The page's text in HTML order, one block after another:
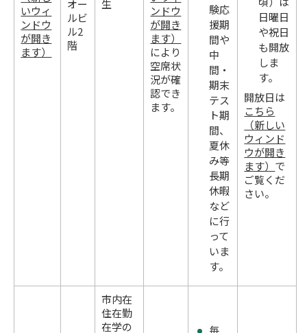
いウィ
ンドウ
が開き
ます）
オー
ルビ
ル2
階
生
ンドウ
が開き
ます）
により
空席状
況が確
認でき
ます。
験応
援期
間や
中
間・
期末
テス
ト期
間、
夏休
み等
長期
休暇
など
に行
って
いま
す。
日曜日
や祝日
も開放
しま
す。
開放日は
こちら
（新しい
ウィンド
ウが開き
ます） で
ご覧くだ
さい。
市内在
住在勤
在学の
毎